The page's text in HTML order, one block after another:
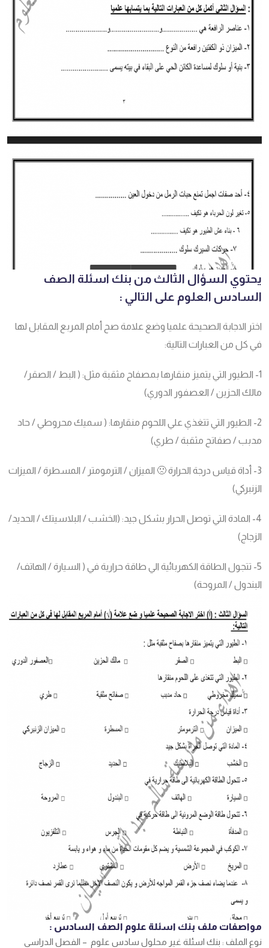
يحتوي السؤال الثالث من بنك اسئلة الصف
السادس العلوم على التالي :
اختر الاجابة الصحيحة علميا وضع علامة صح أمام المربع المقابل لها
في كل من العبارات التالية:
1- الطيور التي يتميز منقارها بمصفاح مثقبة مثل: ( البط / الصقر/
مالك الحزين / العصفور الدوري)
2- الطيور التي تتغذي علي اللحوم منقارها: ( سميك محروطي / حاد
مدبب / صفاتح مثقبة / طري)
3- أداة قياس درجة الحرارة 🙁 الميزان / الترمومتر / المسطرة / الميزات
الزنبركي)
4- المادة التي توصل الحرار بشكل جيد: (الخشب / البلاسيتك / الحديد/
الزجاج)
5- تتجول الطاقة الكهربائية الي طاقة حرارية في ( السيارة / الهاتف/
البندول / المروحة)
مواصفات ملف بنك اسئلة علوم الصف السادس :
نوع الملف : بنك اسئلة غير محلول سادس علوم – الفصل الدراسي